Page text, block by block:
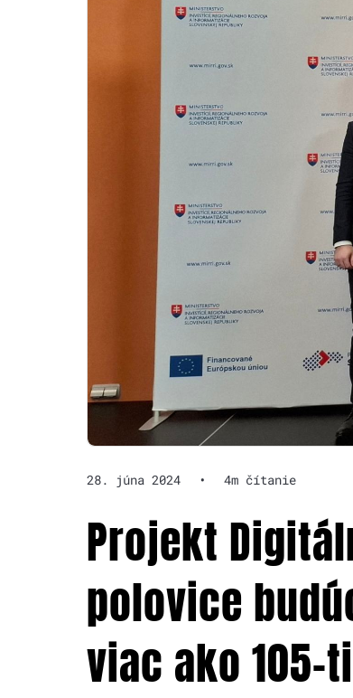
28. júna 2024 • 4m čítanie
Projekt
polovice
viac ako 105-